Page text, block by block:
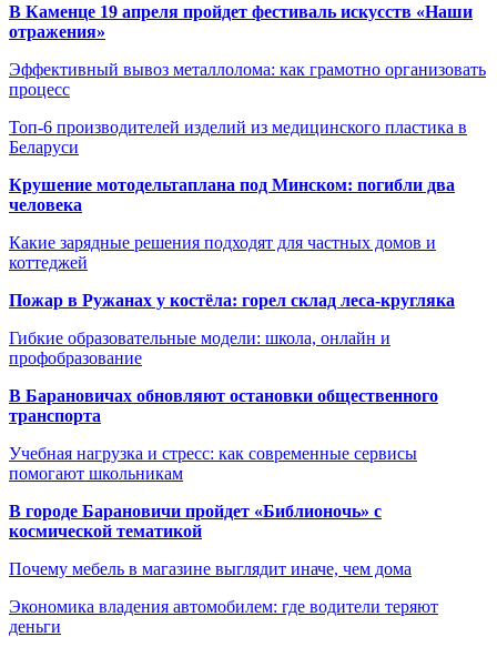
В Каменце 19 апреля пройдет фестиваль искусств «Наши
отражения»
Эффективный вывоз металлолома: как грамотно организовать
процесс
Топ-6 производителей изделий из медицинского пластика в
Беларуси
Крушение мотодельтаплана под Минском: погибли два
человека
Какие зарядные решения подходят для частных домов и
коттеджей
Пожар в Ружанах у костёла: горел склад леса-кругляка
Гибкие образовательные модели: школа, онлайн и
профобразование
В Барановичах обновляют остановки общественного
транспорта
Учебная нагрузка и стресс: как современные сервисы
помогают школьникам
В городе Барановичи пройдет «Библионочь» с
космической тематикой
Почему мебель в магазине выглядит иначе, чем дома
Экономика владения автомобилем: где водители теряют
деньги